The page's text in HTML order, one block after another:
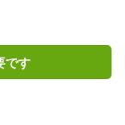
です